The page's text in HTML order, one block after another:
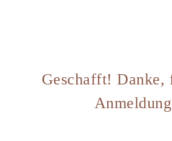
Geschafft! Danke,